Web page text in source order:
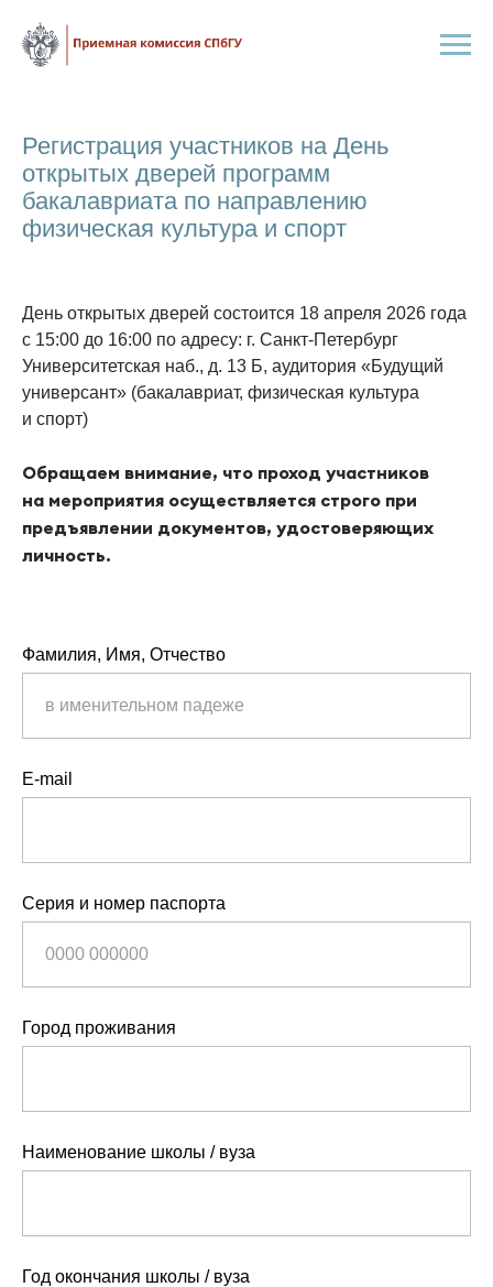
Регистрация участников на День
открытых дверей программ
бакалавриата по направлению
физическая культура и спорт
День открытых дверей состоится 18 апреля 2026 года
с 15:00 до 16:00 по адресу: г. Санкт-Петербург
Университетская наб., д. 13 Б, аудитория «Будущий
универсант» (бакалавриат, физическая культура
и спорт)
Обращаем внимание, что проход участников
на мероприятия осуществляется строго при
предъявлении документов, удостоверяющих
личность.
Фамилия, Имя, Отчество
E-mail
Серия и номер паспорта
Город проживания
Наименование школы / вуза
Год окончания школы / вуза